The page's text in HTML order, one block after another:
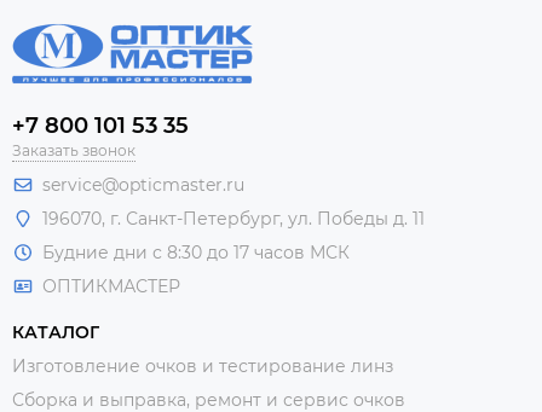
+7 800 101 53 35
Заказать звонок
service@opticmaster.ru
196070, г. Санкт-Петербург, ул. Победы д. 11
Будние дни с 8:30 до 17 часов МСК
ОПТИКМАСТЕР
КАТАЛОГ
Изготовление очков и тестирование линз
Сборка и выправка, ремонт и сервис очков